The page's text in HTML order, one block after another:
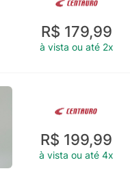
R$ 179,99
à vista ou até 2x
R$ 199,99
à vista ou até 4x